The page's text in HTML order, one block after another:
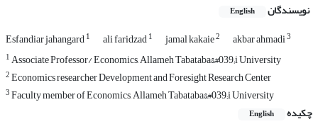
نویسندگان English
Esfandiar jahangard1 ali faridzad1 jamal kakaie2 akbar ahmadi3
1Associate Professor/ Economics, Allameh Tabataba&#039;i University
2Economics researcher Development and Foresight Research Center
3Faculty member of Economics, Allameh Tabataba&#039;i University
چکیده
English